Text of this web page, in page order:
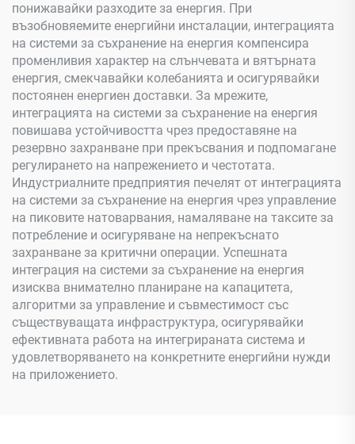
понижавайки разходите за енергия. При
възобновяемите енергийни инсталации, интеграцията
на системи за съхранение на енергия компенсира
променливия характер на слънчевата и вятърната
енергия, смекчавайки колебанията и осигурявайки
постоянен енергиен доставки. За мрежите,
интеграцията на системи за съхранение на енергия
повишава устойчивостта чрез предоставяне на
резервно захранване при прекъсвания и подпомагане
регулирането на напрежението и честотата.
Индустриалните предприятия печелят от интеграцията
на системи за съхранение на енергия чрез управление
на пиковите натоварвания, намаляване на таксите за
потребление и осигуряване на непрекъснато
захранване за критични операции. Успешната
интеграция на системи за съхранение на енергия
изисква внимателно планиране на капацитета,
алгоритми за управление и съвместимост със
съществуващата инфраструктура, осигурявайки
ефективната работа на интегрираната система и
удовлетворяването на конкретните енергийни нужди
на приложението.